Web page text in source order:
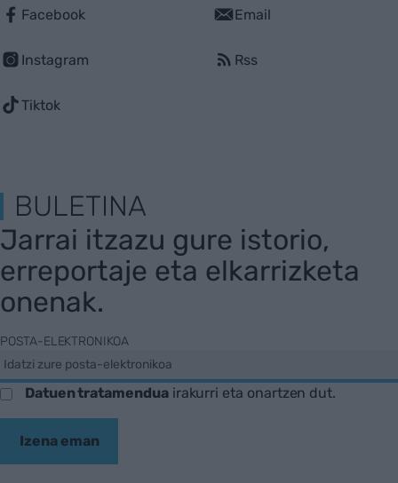
Facebook
Instagram
Tiktok
Email
Rss
BULETINA
Jarrai itzazu gure istorio,
erreportaje eta elkarrizketa
onenak.
POSTA-ELEKTRONIKOA
Datuen tratamenduairakurri eta onartzen dut.
Izena eman